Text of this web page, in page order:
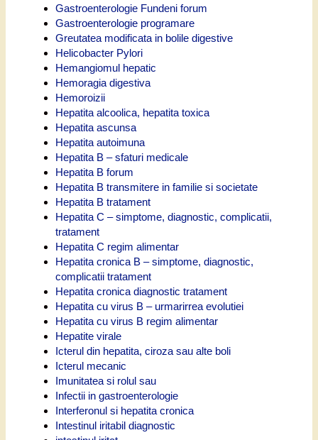
Gastroenterologie Fundeni forum
Gastroenterologie programare
Greutatea modificata in bolile digestive
Helicobacter Pylori
Hemangiomul hepatic
Hemoragia digestiva
Hemoroizii
Hepatita alcoolica, hepatita toxica
Hepatita ascunsa
Hepatita autoimuna
Hepatita B – sfaturi medicale
Hepatita B forum
Hepatita B transmitere in familie si societate
Hepatita B tratament
Hepatita C – simptome, diagnostic, complicatii,
tratament
Hepatita C regim alimentar
Hepatita cronica B – simptome, diagnostic,
complicatii tratament
Hepatita cronica diagnostic tratament
Hepatita cu virus B – urmarirrea evolutiei
Hepatita cu virus B regim alimentar
Hepatite virale
Icterul din hepatita, ciroza sau alte boli
Icterul mecanic
Imunitatea si rolul sau
Infectii in gastroenterologie
Interferonul si hepatita cronica
Intestinul iritabil diagnostic